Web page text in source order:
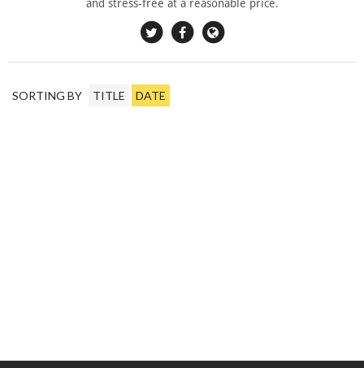
and stress-free at a reasonable price.
SORTING BY TITLE DATE